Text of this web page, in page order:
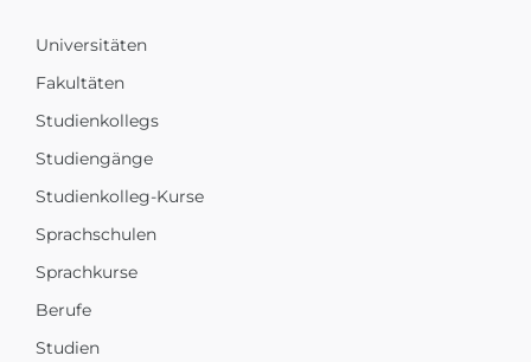
Universitäten
Fakultäten
Studienkollegs
Studiengänge
Studienkolleg-Kurse
Sprachschulen
Sprachkurse
Berufe
Studien